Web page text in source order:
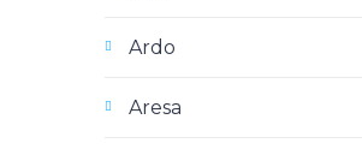
Ardo
Aresa